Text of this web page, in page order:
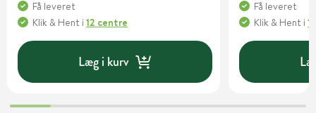
Få leveret
Klik & Hent i 12 centre
Læg i kurv
Få leveret
Klik & Hent i